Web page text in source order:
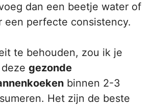
dan een beetje water of
een perfecte consistency.
te behouden, zou ik je
gezonde
binnen 2-3
Het zijn de beste